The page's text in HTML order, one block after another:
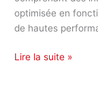
optimisée en
de hautes
Lire la suite »